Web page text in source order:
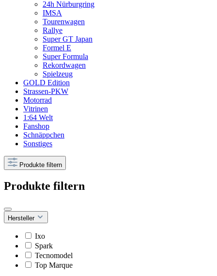
24h Nürburgring
IMSA
Tourenwagen
Rallye
Super GT Japan
Formel E
Super Formula
Rekordwagen
Spielzeug
GOLD Edition
Strassen-PKW
Motorrad
Vitrinen
1:64 Welt
Fanshop
Schnäppchen
Sonstiges
Produkte filtern
Produkte filtern
Hersteller
Ixo
Spark
Tecnomodel
Top Marque